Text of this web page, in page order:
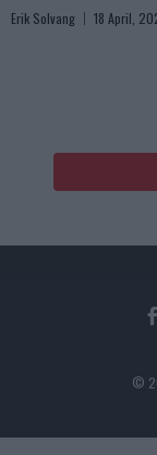
Erik Solvang 18 April,
©